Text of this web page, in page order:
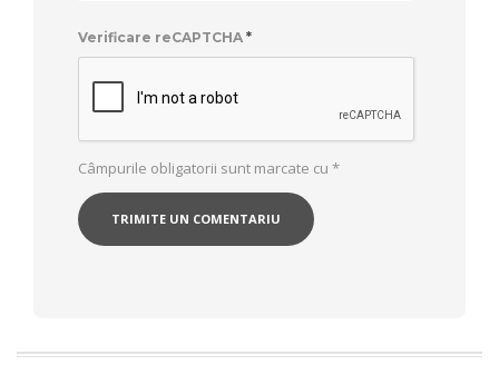
Verificare reCAPTCHA *
Câmpurile obligatorii sunt marcate cu *